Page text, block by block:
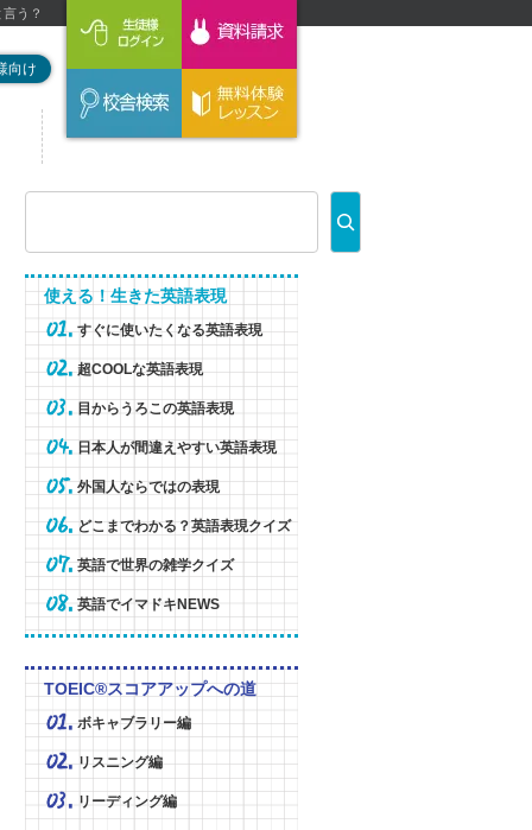
う？
向け
使える！生きた英語表現
すぐに使いたくなる英語表現
超COOLな英語表現
目からうろこの英語表現
日本人が間違えやすい英語表現
外国人ならではの表現
どこまでわかる？英語表現クイズ
英語で世界の雑学クイズ
英語でイマドキNEWS
TOEIC®スコアアップへの道
ボキャブラリー編
リスニング編
リーディング編